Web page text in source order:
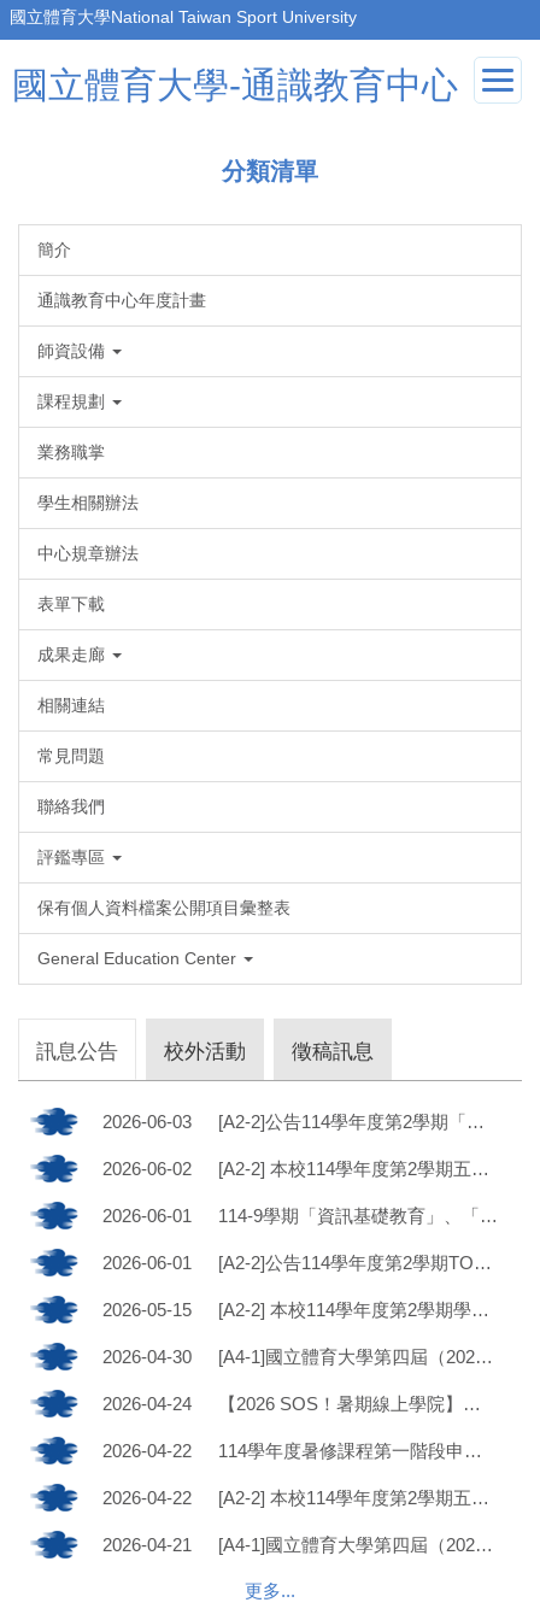
跳
到
主
要
國立體育大學-通識教育中心
分類清單
簡介
通識教育中心年度計畫
師資設備
課程規劃
業務職掌
學生相關辦法
中心規章辦法
表單下載
成果走廊
相關連結
常見問題
聯絡我們
評鑑專區
保有個人資料檔案公開項目彙整表
General Education Center
訊息公告 校外活動 徵稿訊息
2026-06-03 [A2-2]公告114學年度第2學期「五月感恩季」徵文比賽獲獎名單
2026-06-02 [A2-2] 本校114學年度第2學期五月感恩季徵文比賽結果公告時間延後通知
2026-06-01 114-9學期「資訊基礎教育」、「資訊應用教育」、「英文(一)」、「英文(二)」暑修課程時間及地點
2026-06-01 [A2-2]公告114學年度第2學期TOEIC校園考得獎名單
2026-05-15 [A2-2] 本校114學年度第2學期學生參加資訊專業證照或外語檢定獎勵金申請(至115年6月10日止)
2026-04-30 [A4-1]國立體育大學第四屆（2026）「運動文學獎」獲獎名單
2026-04-24 【2026 SOS！暑期線上學院】報名開始了，今年暑假一起來上通識課程！
2026-04-22 114學年度暑修課程第一階段申請自4月1日(三)起至5月22日(五)止，如有需求並符合資格之學生請依時程完成報名作業。
2026-04-22 [A2-2] 本校114學年度第2學期五月感恩季徵文比賽!
2026-04-21 [A4-1]國立體育大學第四屆（2026）「運動文學獎」比賽結果公告時間延後通知
更多...